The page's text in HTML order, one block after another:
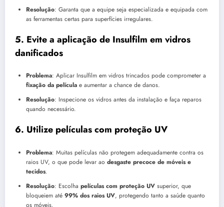
Resolução: Garanta que a equipe seja especializada e equipada com
as ferramentas certas para superfícies irregulares.
5. Evite a aplicação de Insulfilm em vidros
danificados
Problema: Aplicar Insulfilm em vidros trincados pode comprometer a
fixação da película e aumentar a chance de danos.
Resolução: Inspecione os vidros antes da instalação e faça reparos
quando necessário.
6. Utilize películas com proteção UV
Problema: Muitas películas não protegem adequadamente contra os
raios UV, o que pode levar ao desgaste precoce de móveis e
tecidos.
Resolução: Escolha películas com proteção UV superior, que
bloqueiem até 99% dos raios UV, protegendo tanto a saúde quanto
os móveis.